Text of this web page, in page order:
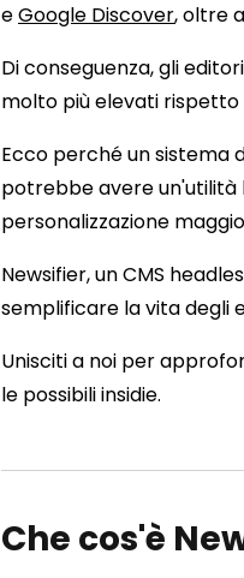
eGoogle Discover, oltre
Di conseguenza, gli
molto più elevati rispetto
Ecco perché un sistema
potrebbe avere un'utilità
personalizzazione
Newsifier, un CMS
semplificare la vita degli
Unisciti a noi per
le possibili insidie.
Che cos'è